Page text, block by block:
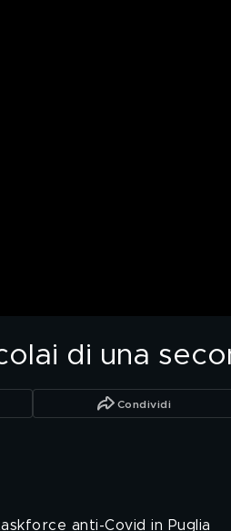
di una
Condividi
anti-Covid in Puglia